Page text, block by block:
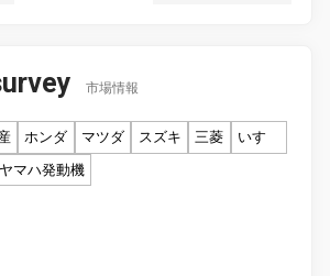
市場情報
ホンダ マツダ スズキ 三菱
いすゞ
ヤマハ発動機